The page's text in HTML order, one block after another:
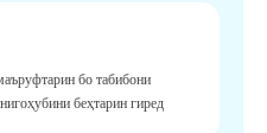
бо табибони
беҳтарин гиред